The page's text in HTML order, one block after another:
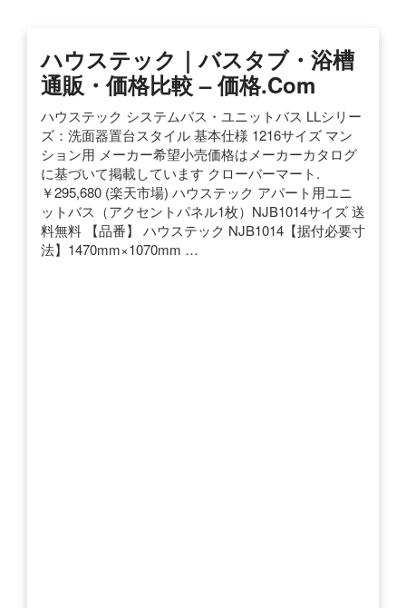
ハウステック｜バスタブ・浴槽
通販・価格比較 – 価格.com
ハウステック システムバス・ユニットバス LLシリー
ズ：洗面器置台スタイル 基本仕様 1216サイズ マン
ション用 メーカー希望小売価格はメーカーカタログ
に基づいて掲載しています クローバーマート.
￥295,680 (楽天市場) ハウステック アパート用ユニ
ットバス（アクセントパネル1枚）NJB1014サイズ 送
料無料 【品番】 ハウステック NJB1014【据付必要寸
法】1470mm×1070mm …